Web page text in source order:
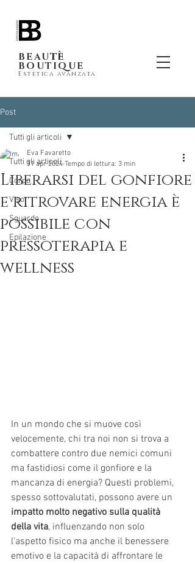
BEAUtè
BOUTIQUE
Estetica avanzata
Post
Tutti gli articoli
Corpo
Viso
Sguardo
Epilazione
Tutti gli articoli
Liberarsi del gonfiore
e ritrovare energia è
possibile con
pressoterapia e
wellness
Eva Favaretto
11 apr 2024 Tempo di lettura: 3 min
In un mondo che si muove così
velocemente, chi tra noi non si trova a
combattere contro due nemici comuni
ma fastidiosi come il gonfiore e la
mancanza di energia? Questi problemi,
spesso sottovalutati, possono avere un
impatto molto negativo sulla qualità
della vita, influenzando non solo
l'aspetto fisico ma anche il benessere
emotivo e la capacità di affrontare le